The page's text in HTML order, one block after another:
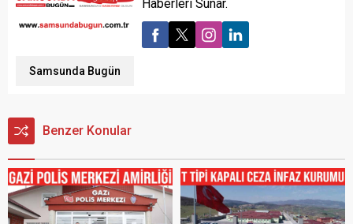
Samsunda Bugün
Haberleri Sunar.
Benzer Konular